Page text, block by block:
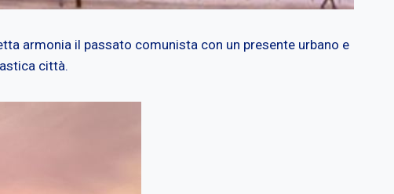
armonia il passato comunista con un presente urbano e
città.